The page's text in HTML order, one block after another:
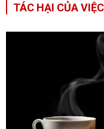
TÁC HẠI CỦA